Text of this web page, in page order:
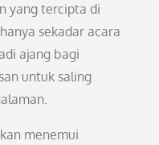
yang tercipta di
sekadar acara
ajang bagi
untuk saling
menemui